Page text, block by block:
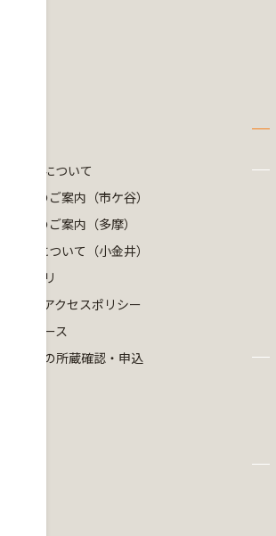
ダンスについて
ダンスのご案内（市ケ谷）
ダンスのご案内（多摩）
ダンスについて（小金井）
ポジトリ
ープンアクセスポリシー
ータベース
載図書の所蔵確認・申込